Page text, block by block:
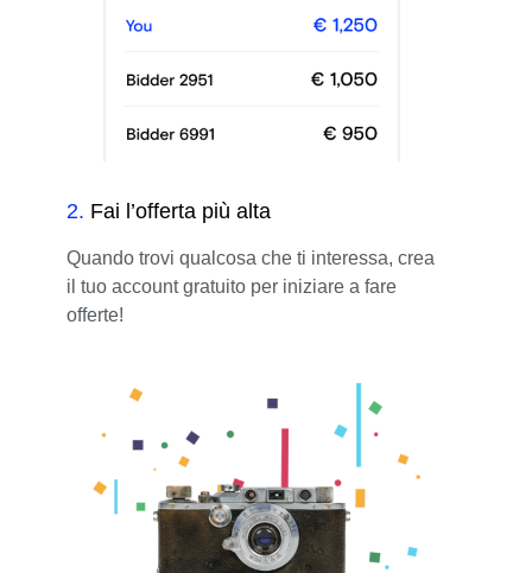
2. Fai l’offerta più alta
Quando trovi qualcosa che ti interessa, crea
il tuo account gratuito per iniziare a fare
offerte!